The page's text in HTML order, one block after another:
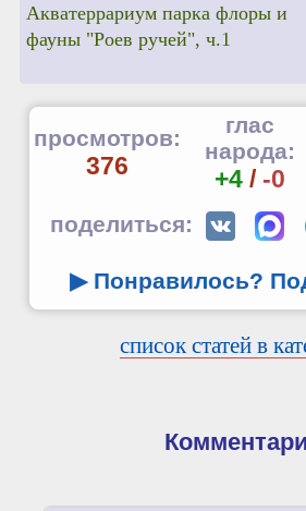
Акватеррариум парка флоры и
фауны "Роев ручей", ч.1
просмотров:
376
глас
народа:
+4/ -0
поделиться:
▶ Понравилось?
список статей в